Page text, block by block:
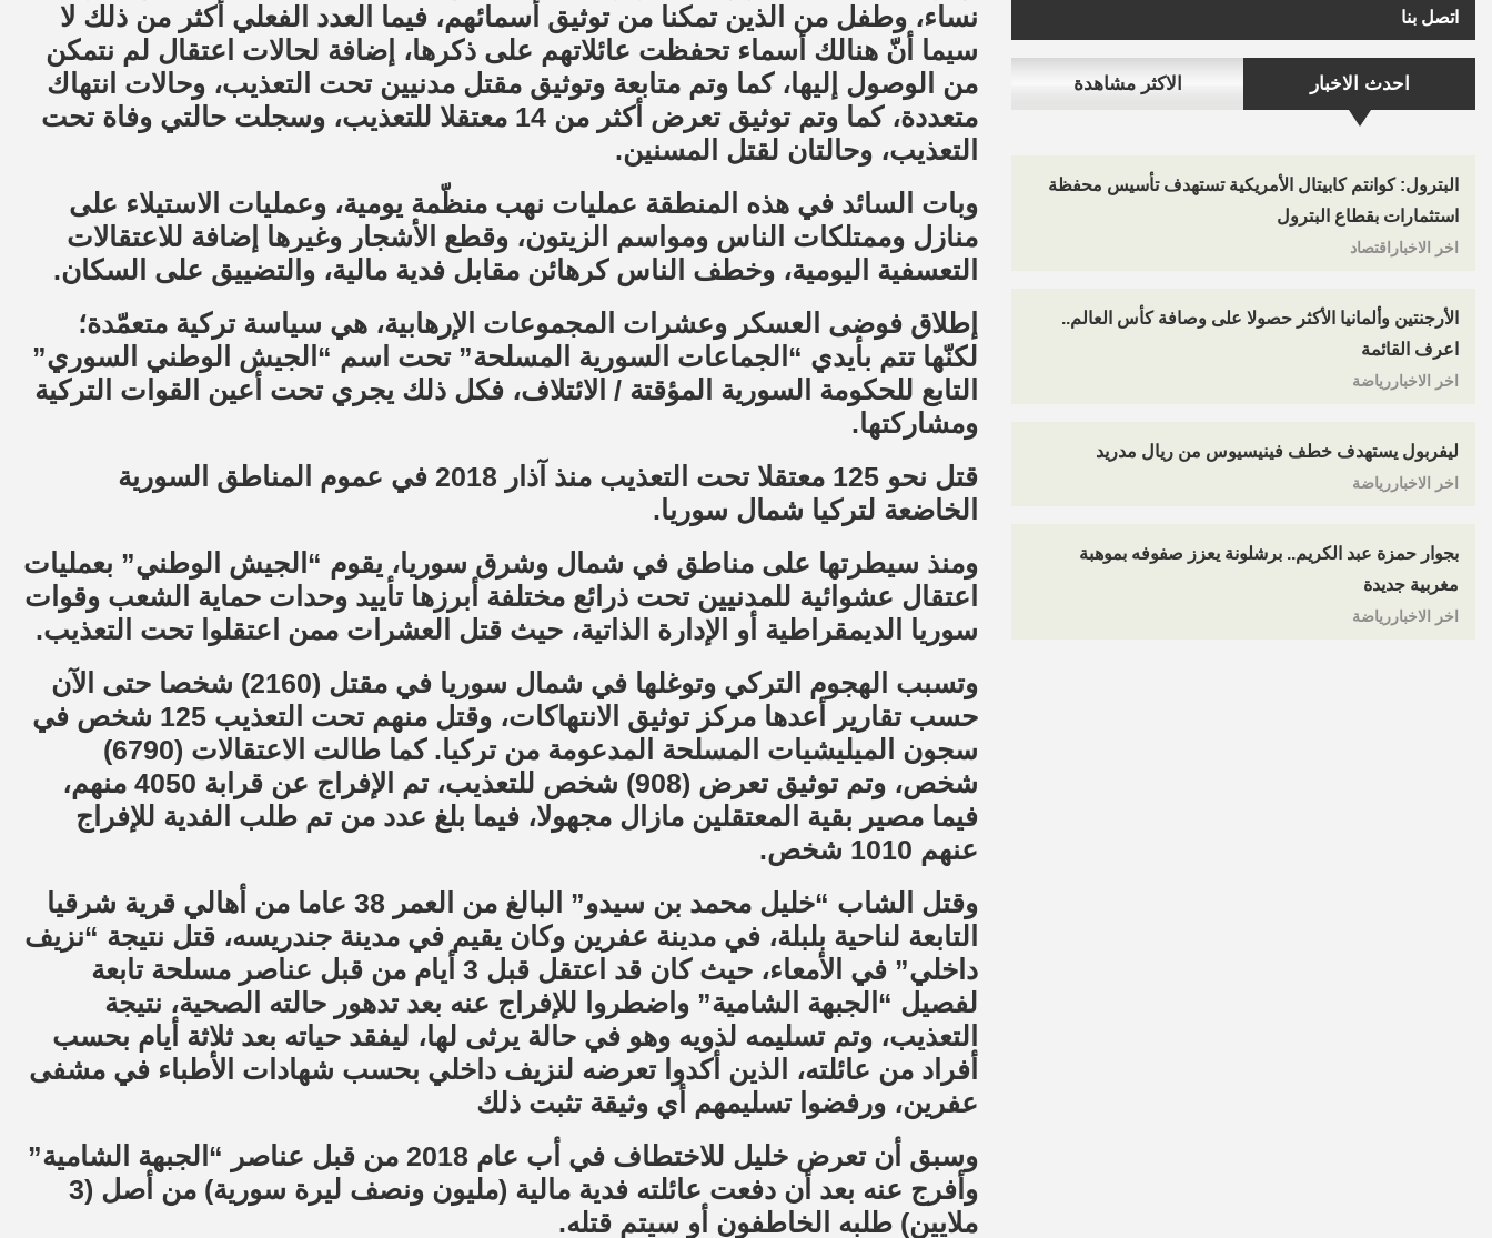
اتصل بنا
احدث الاخبار الاكثر مشاهدة
البترول: كوانتم كابيتال الأمريكية تستهدف تأسيس محفظة
استثمارات بقطاع البترول
اخر الاخباراقتصاد
الأرجنتين وألمانيا الأكثر حصولا على وصافة كأس العالم..
اعرف القائمة
اخر الاخباررياضة
ليفربول يستهدف خطف فينيسيوس من ريال مدريد
اخر الاخباررياضة
بجوار حمزة عبد الكريم.. برشلونة يعزز صفوفه بموهبة
مغربية جديدة
اخر الاخباررياضة
نساء، وطفل من الذين تمكنا من توثيق أسمائهم، فيما العدد الفعلي أكثر من ذلك لا
سيما أنّ هنالك أسماء تحفظت عائلاتهم على ذكرها، إضافة لحالات اعتقال لم نتمكن
من الوصول إليها، كما وتم متابعة وتوثيق مقتل مدنيين تحت التعذيب، وحالات انتهاك
متعددة، كما وتم توثيق تعرض أكثر من 14 معتقلا للتعذيب، وسجلت حالتي وفاة تحت
التعذيب، وحالتان لقتل المسنين.
وبات السائد في هذه المنطقة عمليات نهب منظّمة يومية، وعمليات الاستيلاء على
منازل وممتلكات الناس ومواسم الزيتون، وقطع الأشجار وغيرها إضافة للاعتقالات
التعسفية اليومية، وخطف الناس كرهائن مقابل فدية مالية، والتضييق على السكان.
إطلاق فوضى العسكر وعشرات المجموعات الإرهابية، هي سياسة تركية متعمّدة؛
لكنّها تتم بأيدي “الجماعات السورية المسلحة” تحت اسم “الجيش الوطني السوري”
التابع للحكومة السورية المؤقتة / الائتلاف، فكل ذلك يجري تحت أعين القوات التركية
ومشاركتها.
قتل نحو 125 معتقلا تحت التعذيب منذ آذار 2018 في عموم المناطق السورية
الخاضعة لتركيا شمال سوريا.
ومنذ سيطرتها على مناطق في شمال وشرق سوريا، يقوم “الجيش الوطني” بعمليات
اعتقال عشوائية للمدنيين تحت ذرائع مختلفة أبرزها تأييد وحدات حماية الشعب وقوات
سوريا الديمقراطية أو الإدارة الذاتية، حيث قتل العشرات ممن اعتقلوا تحت التعذيب.
وتسبب الهجوم التركي وتوغلها في شمال سوريا في مقتل (2160) شخصا حتى الآن
حسب تقارير أعدها مركز توثيق الانتهاكات، وقتل منهم تحت التعذيب 125 شخص في
سجون الميليشيات المسلحة المدعومة من تركيا. كما طالت الاعتقالات (6790)
شخص، وتم توثيق تعرض (908) شخص للتعذيب، تم الإفراج عن قرابة 4050 منهم،
فيما مصير بقية المعتقلين مازال مجهولا، فيما بلغ عدد من تم طلب الفدية للإفراج
عنهم 1010 شخص.
وقتل الشاب “خليل محمد بن سيدو” البالغ من العمر 38 عاما من أهالي قرية شرقيا
التابعة لناحية بلبلة، في مدينة عفرين وكان يقيم في مدينة جندريسه، قتل نتيجة “نزيف
داخلي” في الأمعاء، حيث كان قد اعتقل قبل 3 أيام من قبل عناصر مسلحة تابعة
لفصيل “الجبهة الشامية” واضطروا للإفراج عنه بعد تدهور حالته الصحية، نتيجة
التعذيب، وتم تسليمه لذويه وهو في حالة يرثى لها، ليفقد حياته بعد ثلاثة أيام بحسب
أفراد من عائلته، الذين أكدوا تعرضه لنزيف داخلي بحسب شهادات الأطباء في مشفى
عفرين، ورفضوا تسليمهم أي وثيقة تثبت ذلك
وسبق أن تعرض خليل للاختطاف في أب عام 2018 من قبل عناصر “الجبهة الشامية”
وأفرج عنه بعد أن دفعت عائلته فدية مالية (مليون ونصف ليرة سورية) من أصل (3
ملايين) طلبه الخاطفون أو سيتم قتله.